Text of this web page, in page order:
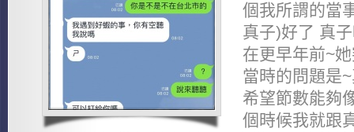
個我所謂的當
真子)好了 真
在更早年前~
當時的問題是
希望節數能夠
個時候我就跟